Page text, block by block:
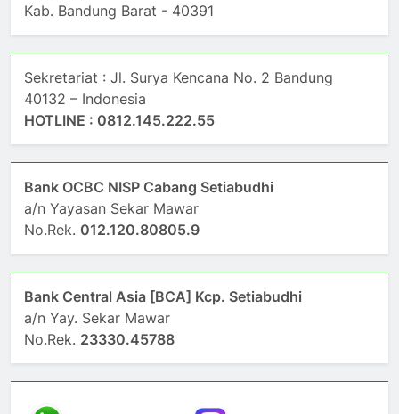
Kab. Bandung Barat - 40391
Sekretariat : Jl. Surya Kencana No. 2 Bandung
40132 – Indonesia
HOTLINE : 0812.145.222.55
Bank OCBC NISP Cabang Setiabudhi
a/n Yayasan Sekar Mawar
No.Rek. 012.120.80805.9
Bank Central Asia [BCA] Kcp. Setiabudhi
a/n Yay. Sekar Mawar
No.Rek. 23330.45788